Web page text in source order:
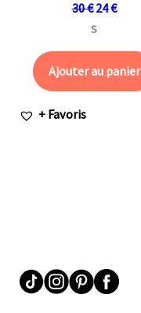
30€ 24€
S
Ajouter au panier
+ Favoris